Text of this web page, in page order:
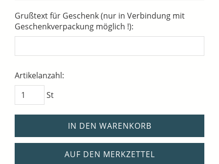
Grußtext für Geschenk (nur in Verbindung mit
Geschenkverpackung möglich !):
Artikelanzahl:
St
IN DEN WARENKORB
AUF DEN MERKZETTEL